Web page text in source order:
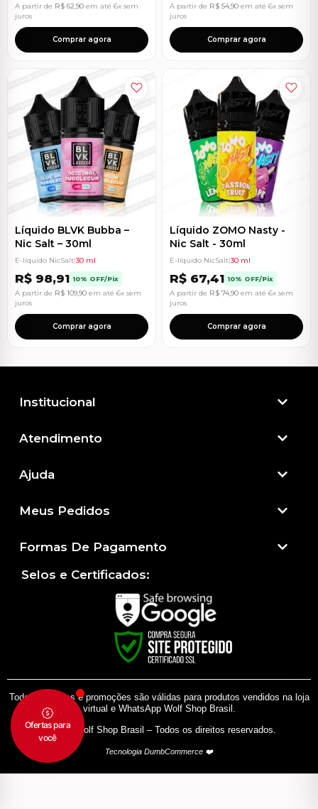
A partir de R$ 62,90 em até 6x sem
juros
Comprar agora
A partir de R$ 54,90 em até 6x sem
juros
Comprar agora
Líquido BLVK Bubba –
Nic Salt – 30ml
E-líquido NicSalt|30 ml
R$ 98,91 10% OFF/Pix
A partir de R$ 109,90 em até 6x sem
juros
Comprar agora
Líquido ZOMO Nasty -
Nic Salt - 30ml
E-líquido NicSalt|30 ml
R$ 67,41 10% OFF/Pix
A partir de R$ 74,90 em até 6x sem
juros
Comprar agora
Institucional
Atendimento​
Ajuda
Meus Pedidos
Formas De Pagamento
Selos e Certificados:
Todas as regras e promoções são válidas para produtos vendidos na loja
virtual e WhatsApp Wolf Shop Brasil.
© 2024 Wolf Shop Brasil – Todos os direitos reservados.
Tecnologia DumbCommerce ❤️